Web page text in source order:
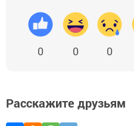
0 0 0
Расскажите друзьям